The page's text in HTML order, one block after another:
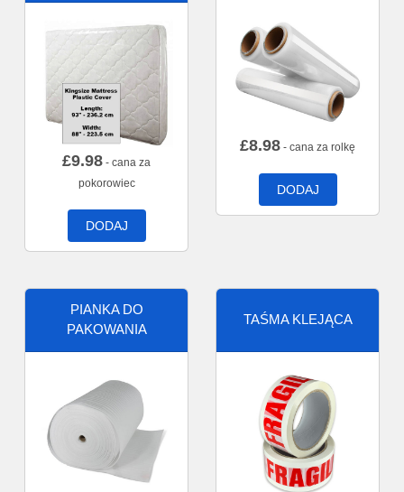
£9.98 - cana za
pokorowiec
DODAJ
£8.98 - cana za rolkę
DODAJ
PIANKA DO
PAKOWANIA
TAŚMA KLEJĄCA